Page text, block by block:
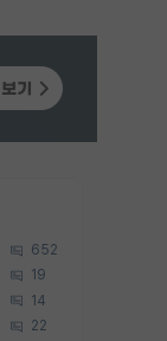
652
19
14
22